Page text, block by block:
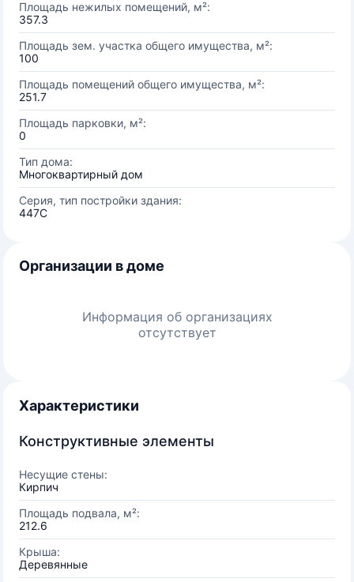
Площадь нежилых помещений, м²:
357.3
Площадь зем. участка общего имущества, м²:
100
Площадь помещений общего имущества, м²:
251.7
Площадь парковки, м²:
0
Тип дома:
Многоквартирный дом
Серия, тип постройки здания:
447C
Организации в доме
Информация об организациях
отсутствует
Характеристики
Конструктивные элементы
Несущие стены:
Кирпич
Площадь подвала, м²:
212.6
Крыша:
Деревянные